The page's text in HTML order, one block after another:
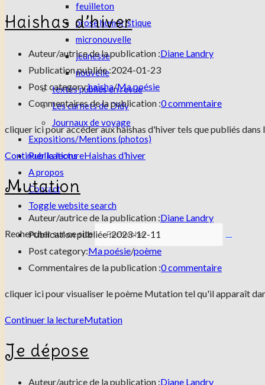
feuilleton
prose humoristique
micronouvelle
jeunesse
nouvelle
textes publiés en revue
Les carnets de Didy
Journaux de voyage
Expositions/Mentions (photos)
Publications
A propos
Contact
Toggle website search
Rechercher sur ce site
Haishas d’hiver
Auteur/autrice de la publication :Diane Landry
Publication publiée :2024-01-23
Post category:haisha/Ma poésie
Commentaires de la publication :0 commentaire
cliquer ici pour accéder aux haishas d'hiver tels que publiés
Continuer la lectureHaishas d’hiver
Mutation
Auteur/autrice de la publication :Diane Landry
Publication publiée :2023-12-11
Post category:Ma poésie/poème
Commentaires de la publication :0 commentaire
cliquer ici pour visualiser le poème Mutation tel qu'il apparaît
Continuer la lectureMutation
Je dépose
Auteur/autrice de la publication :Diane Landry